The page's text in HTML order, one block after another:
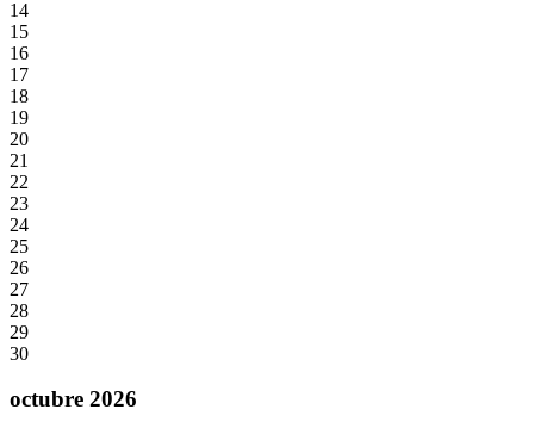
14
15
16
17
18
19
20
21
22
23
24
25
26
27
28
29
30
octubre 2026